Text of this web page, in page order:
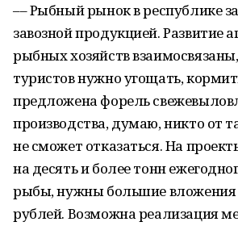
–– Рыбный рынок в республике
завозной продукцией. Развитие
рыбных хозяйств
туристов нужно угощать,
предложена форель
производства, думаю, никто от
не сможет отказаться. На
на десять и более тонн
рыбы, нужны большие
рублей. Возможна реализация